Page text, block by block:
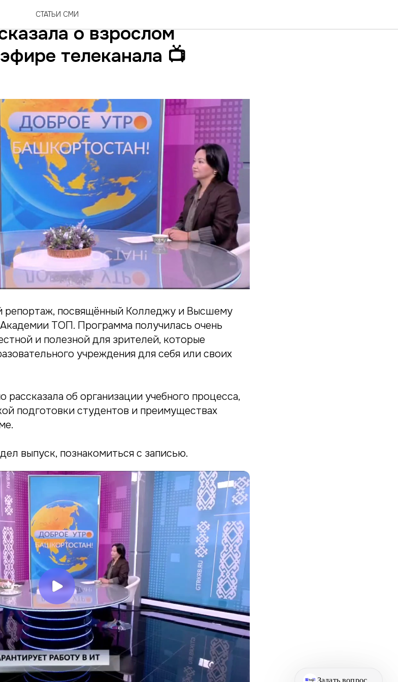
СТАТЬИ СМИ
директор Академии
о взрослом
телеканала 📺
репортаж, посвящённый Колледжу и Высшему
ТОП. Программа получилась очень
и полезной для зрителей, которые
учреждения для себя или своих
об организации учебного процесса,
подготовки студентов и преимуществах
выпуск, познакомиться с записью.